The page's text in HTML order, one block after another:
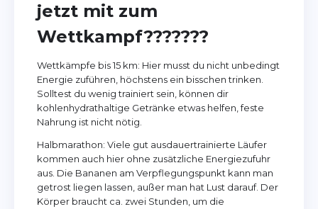
jetzt mit zum
Wettkampf???????
Wettkämpfe bis 15 km: Hier musst du nicht unbedingt
Energie zuführen, höchstens ein bisschen trinken.
Solltest du wenig trainiert sein, können dir
kohlenhydrathaltige Getränke etwas helfen, feste
Nahrung ist nicht nötig.
Halbmarathon: Viele gut ausdauertrainierte Läufer
kommen auch hier ohne zusätzliche Energiezufuhr
aus. Die Bananen am Verpflegungspunkt kann man
getrost liegen lassen, außer man hat Lust darauf. Der
Körper braucht ca. zwei Stunden, um die